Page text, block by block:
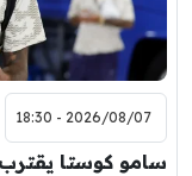
2026/08/07 - 18:30
سامو كوستا